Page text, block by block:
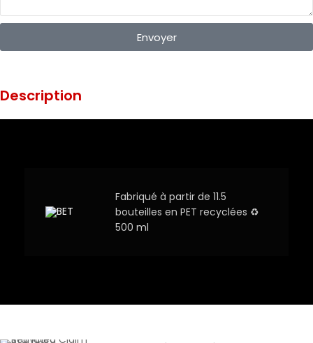
Envoyer
Description
Fabriqué à partir de 11.5
bouteilles en PET recyclées ♻
500 ml